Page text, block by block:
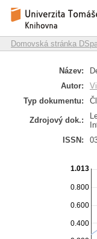
Detecting
Repozitář DSpace/
Domovská stránka
Název:
Autor:
Typ dokumentu:
Zdrojový dok.:
ISSN:
0.400
0.600
0.800
1.013